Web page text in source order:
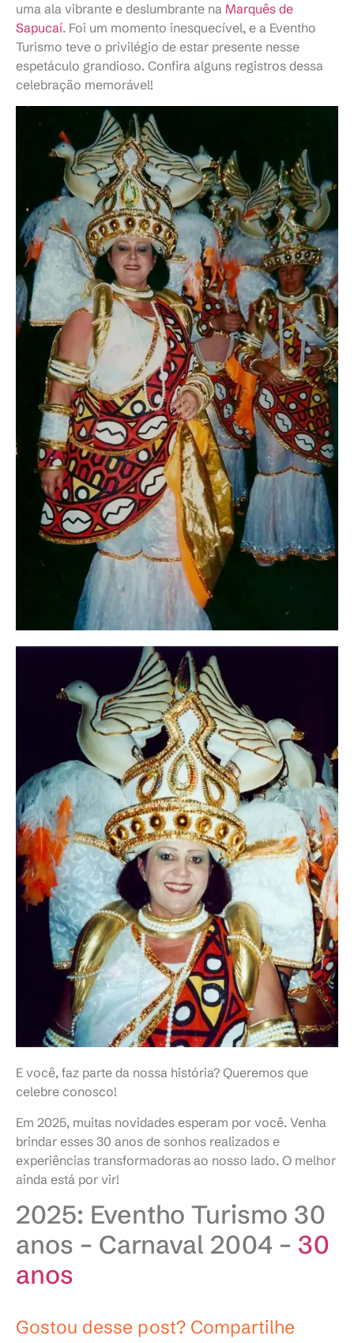
uma ala vibrante e deslumbrante na Marquês de
Sapucaí. Foi um momento inesquecível, e a Eventho
Turismo teve o privilégio de estar presente nesse
espetáculo grandioso. Confira alguns registros dessa
celebração memorável!
E você, faz parte da nossa história? Queremos que
celebre conosco!
Em 2025, muitas novidades esperam por você. Venha
brindar esses 30 anos de sonhos realizados e
experiências transformadoras ao nosso lado. O melhor
ainda está por vir!
2025: Eventho Turismo 30
anos – Carnaval 2004 – 30
anos
Gostou desse post? Compartilhe